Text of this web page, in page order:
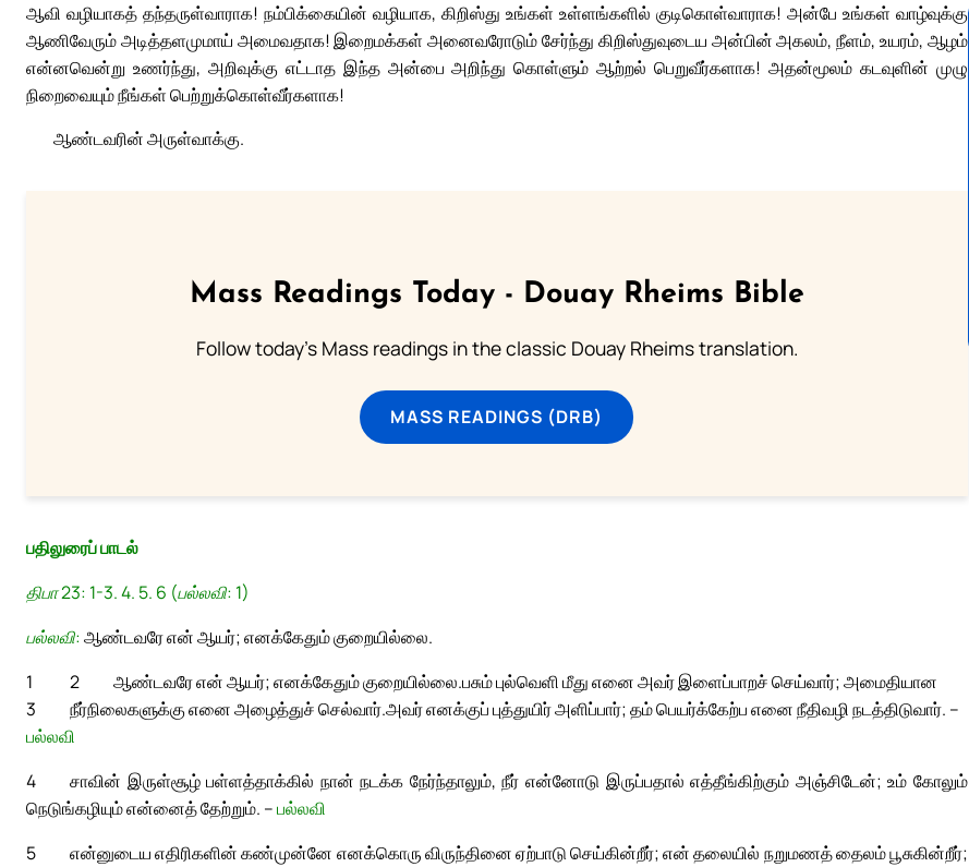
ஆவி வழியாகத் தந்தருள்வாராக! நம்பிக்கையின் வழியாக, கிறிஸ்து உங்கள் உள்ளங்களில் குடிகொள்வாராக! அன்பே உங்கள் வாழ்வுக்கு
ஆணிவேரும் அடித்தளமுமாய் அமைவதாக! இறைமக்கள் அனைவரோடும் சேர்ந்து கிறிஸ்துவுடைய அன்பின் அகலம், நீளம், உயரம், ஆழம்
என்னவென்று உணர்ந்து, அறிவுக்கு எட்டாத இந்த அன்பை அறிந்து கொள்ளும் ஆற்றல் பெறுவீர்களாக! அதன்மூலம் கடவுளின் முழு
நிறைவையும் நீங்கள் பெற்றுக்கொள்வீர்களாக!
ஆண்டவரின் அருள்வாக்கு.
Mass Readings Today - Douay Rheims Bible
Follow today's Mass readings in the classic Douay Rheims translation.
MASS READINGS (DRB)
பதிலுரைப் பாடல்
திபா 23: 1-3. 4. 5. 6 (பல்லவி: 1)
பல்லவி:ஆண்டவரே என் ஆயர்; எனக்கேதும் குறையில்லை.
1
ஆண்டவரே என் ஆயர்; எனக்கேதும் குறையில்லை.
2
பசும் புல்வெளி மீது எனை அவர் இளைப்பாறச் செய்வார்; அமைதியான
நீர்நிலைகளுக்கு எனை அழைத்துச் செல்வார்.
3
அவர் எனக்குப் புத்துயிர் அளிப்பார்; தம் பெயர்க்கேற்ப எனை நீதிவழி நடத்திடுவார். –
பல்லவி
4
சாவின் இருள்சூழ் பள்ளத்தாக்கில் நான் நடக்க நேர்ந்தாலும், நீர் என்னோடு இருப்பதால் எத்தீங்கிற்கும் அஞ்சிடேன்; உம் கோலும்
நெடுங்கழியும் என்னைத் தேற்றும். –பல்லவி
5
என்னுடைய எதிரிகளின் கண்முன்னே எனக்கொரு விருந்தினை ஏற்பாடு செய்கின்றீர்; என் தலையில் நறுமணத் தைலம் பூசுகின்றீர்;